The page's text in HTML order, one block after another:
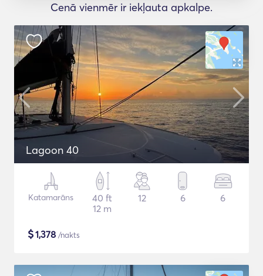
Cenā vienmēr ir iekļauta apkalpe.
Lagoon 40
Katamarāns
40 ft
12 m
12 6 6
$1,378 /nakts